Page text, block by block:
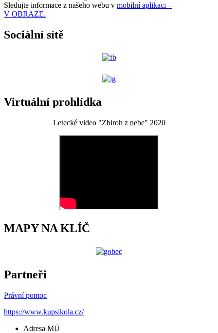
Sledujte informace z našeho webu v mobilní aplikaci –
V OBRAZE.
Sociální sítě
Virtuální prohlídka
Letecké video "Zbiroh z nebe" 2020
MAPY NA KLÍČ
Partneři
Právní pomoc
https://www.kupsikola.cz/
Adresa MÚ